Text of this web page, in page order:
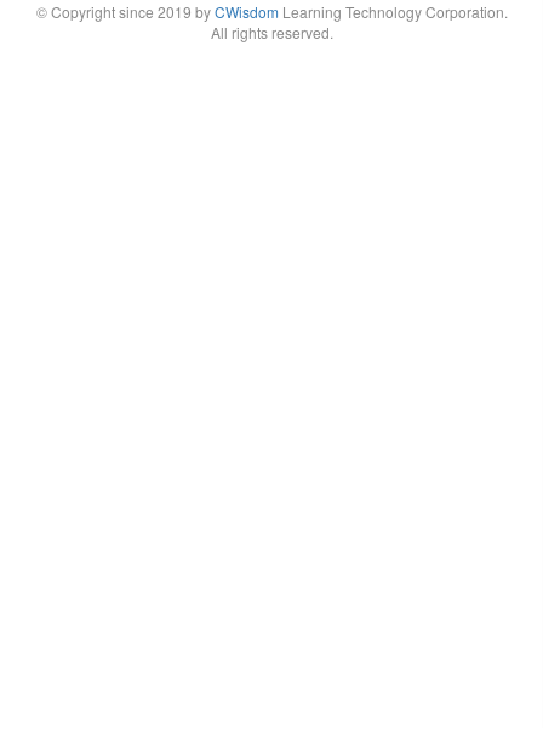
© Copyright since 2019 byCWisdomLearning Technology Corporation.
All rights reserved.